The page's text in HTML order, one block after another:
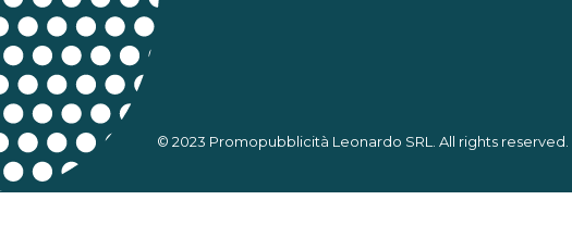
© 2023 Promopubblicità Leonardo SRL. All rights reserved.